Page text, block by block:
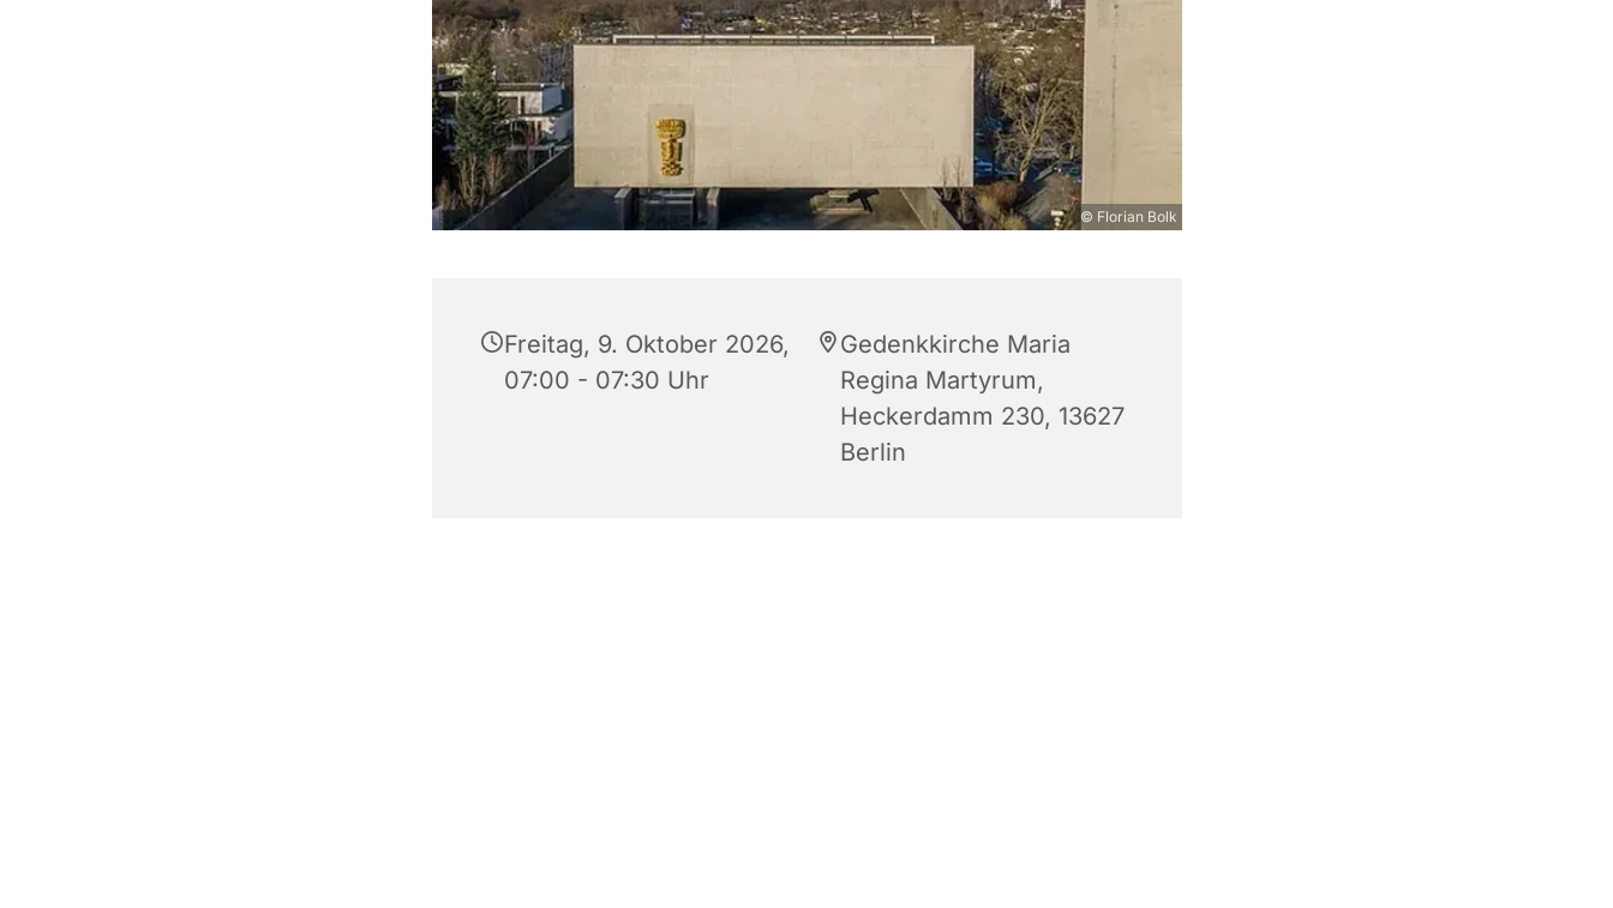
© Florian Bolk
Freitag, 9. Oktober 2026,
07:00 - 07:30 Uhr
Gedenkkirche Maria
Regina Martyrum,
Heckerdamm 230, 13627
Berlin